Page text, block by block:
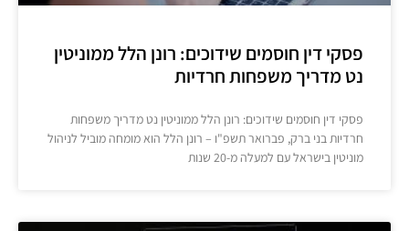
פסקי דין חוסמים שידוכים: רונן הלל ממוניטין
נט מדריך משפחות חרדיות
פסקי דין חוסמים שידוכים: רונן הלל ממוניטין נט מדריך משפחות
חרדיות בני ברק, פברואר תשפ"ו – רונן הלל הוא מומחה מוביל לניהול
מוניטין בישראל עם למעלה מ-20 שנות